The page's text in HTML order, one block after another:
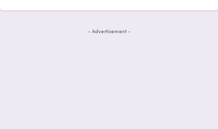
- Advertisement -